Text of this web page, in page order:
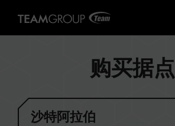
购买据点
沙特阿拉伯